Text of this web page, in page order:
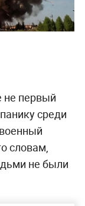
не первый
среди
словам,
не были